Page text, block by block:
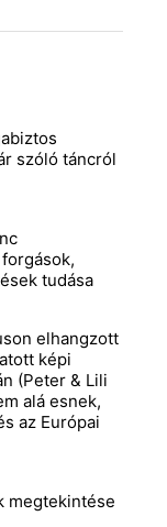
szóló táncról
tudása
elhangzott
képi
(Peter & Lili
alá esnek,
az Európai
megtekintése